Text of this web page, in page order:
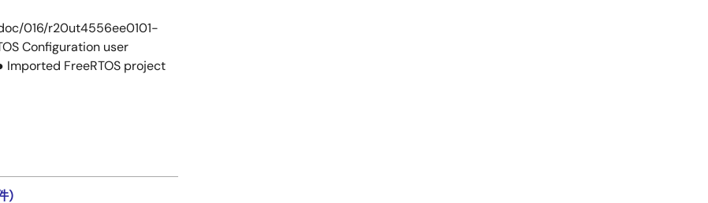
016/r20ut4556ee0101-
Configuration user
Imported FreeRTOS project
)